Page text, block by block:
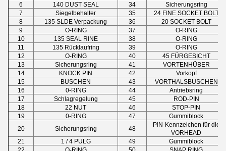
6
140 DUST SEAL 34
Sicherungsring
7
Siegelbehalter 35
24 FINE SOCKET BOLT
8
135 SLDE Verpackung 36
20 SOCKET BOLT
9
O-RING 37
O-RING
10
135 SEAL RINE 38
O-RING
11
135 Rücklaufring 39
O-RING
12
O-RING 40
45 FÜRGESICHT
13
Sicherungsring 41
VORTENHÜBER
14
KNOCK PIN 42
Vorkopf
15
BUSCHEN 43
VORTHALSBUSCHEN
16
0-RING 44
Antriebsring
17
Schlagregelung 45
ROD-PIN
18
22 NUT 46
STOP-PIN
19
0-RING 47
Gummiblock
20
Sicherungsring 48
PIN-Kennzeichen für die
VORHEAD
21
1 / 4 PULG 49
Gummiblock